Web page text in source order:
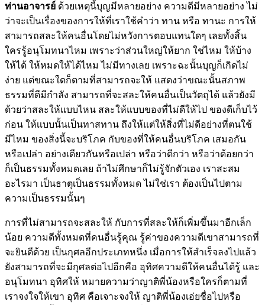
ท่านอาจารย์ ด้วยเหตุนี้บุญมีหลายอย่าง ความดีมีหลายอย่าง ไม่
ว่าจะเป็นเรื่องของการให้ที่เราใช้คำว่า ทาน หรือ ทานะ การให้
สามารถสละให้คนอื่นโดยไม่หวังการตอบแทนใดๆ เลยทั้งสิ้น
ใครรู้อนุโมทนาไหม เพราะว่าส่วนใหญ่ให้ยาก ใช่ไหม ให้บ้าง
ให้ได้ ให้หมดให้ได้ไหม ไม่มีทางเลย เพราะฉะนั้นบุญก็เกิดไม่
ง่าย แต่ขณะใดก็ตามที่สามารถจะให้ แสดงว่าขณะนั้นสภาพ
ธรรมที่ดีมีกำลัง สามารถที่จะสละให้คนอื่นเป็นวัตถุได้ แล้วยังมี
ด้วยว่าสละให้แบบไหน สละให้แบบของที่ไม่ดีให้ไป ของดีเก็บไว้
ก่อน ให้เเบบนั้นเป็นทาสทาน ถึงให้แต่ให้สิ่งที่ไม่ดีอย่างที่ตนใช้
มีไหม ของสิ่งนี้จะบริโภค กับของที่ให้คนอื่นบริโภค เสมอกัน
หรือเปล่า อย่างเดียวกันหรือเปล่า หรือว่าดีกว่า หรือว่าด้อยกว่า
ก็เป็นธรรมทั้งหมดเลย ถ้าไม่ศึกษาก็ไม่รู้จักตัวเอง เราสะสม
อะไรมา เป็นธาตุเป็นธรรมทั้งหมด ไม่ใช่เรา ต้องเป็นไปตาม
ความเป็นธรรมนั้นๆ
การที่ไม่สามารถจะสละให้ กับการที่สละให้ก็เพิ่มขึ้นมาอีกเล็ก
น้อย ความดีทั้งหมดที่คนอื่นรู้คุณ รู้ค่าของความดีเขาสามารถที่
จะยินดีด้วย เป็นกุศลอีกประเภทหนึ่ง เมื่อการให้สำเร็จลงไปแล้ว
ยังสามารถที่จะมีกุศลต่อไปอีกคือ อุทิศความดีให้คนอื่นได้รู้ และ
อนุโมทนา อุทิศให้ หมายความว่าญาติพี่น้องหรือใครก็ตามที่
เราจงใจให้เขา อุทิศ คือเจาะจงให้ ญาติพี่น้องเอ่ยชื่อไปหรือ